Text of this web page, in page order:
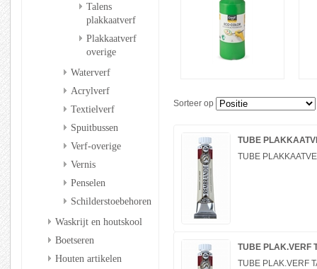
Talens
plakkaatverf
Plakkaatverf
overige
Waterverf
Acrylverf
Textielverf
Spuitbussen
Verf-overige
Vernis
Penselen
Schilderstoebehoren
Waskrijt en houtskool
Boetseren
Houten artikelen
Sorteer op
TUBE
TUBE
TUBE PLAK.VERF
TUBE PLAK.VERF